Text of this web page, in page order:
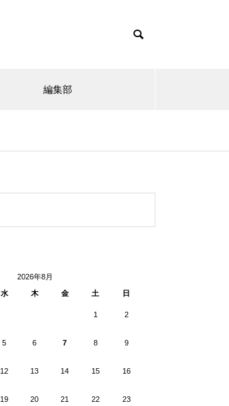
編集部
2026年8月
水 木 金 土 日
1 2
5 6 7 8 9
12 13 14 15 16
19 20 21 22 23